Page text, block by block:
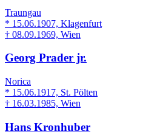
Traungau
* 15.06.1907, Klagenfurt
† 08.09.1969, Wien
Georg Prader jr.
Norica
* 15.06.1917, St. Pölten
† 16.03.1985, Wien
Hans Kronhuber